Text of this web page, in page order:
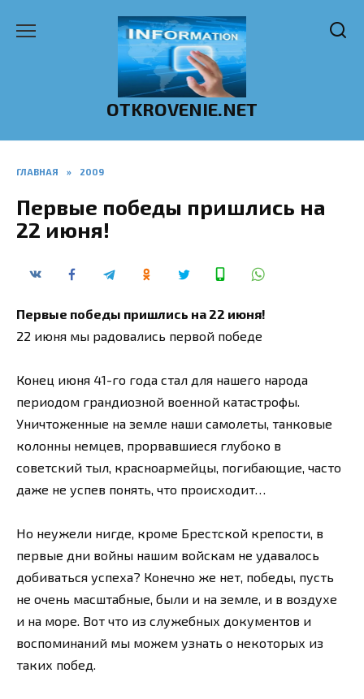
OTKROVENIE.NET
ГЛАВНАЯ » 2009
Первые победы пришлись на
22 июня!
Первые победы пришлись на 22 июня!
22 июня мы радовались первой победе
Конец июня 41-го года стал для нашего народа
периодом грандиозной военной катастрофы.
Уничтоженные на земле наши самолеты, танковые
колонны немцев, прорвавшиеся глубоко в
советский тыл, красноармейцы, погибающие, часто
даже не успев понять, что происходит…
Но неужели нигде, кроме Брестской крепости, в
первые дни войны нашим войскам не удавалось
добиваться успеха? Конечно же нет, победы, пусть
не очень масштабные, были и на земле, и в воздухе
и на море. Вот что из служебных документов и
воспоминаний мы можем узнать о некоторых из
таких побед.